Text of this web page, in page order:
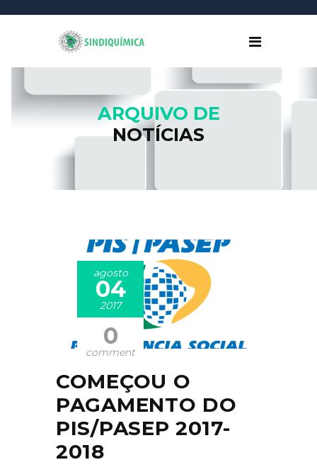
ARQUIVO DE
NOTÍCIAS
agosto
04
2017
0
comment
COMEÇOU O
PAGAMENTO DO
PIS/PASEP 2017-
2018